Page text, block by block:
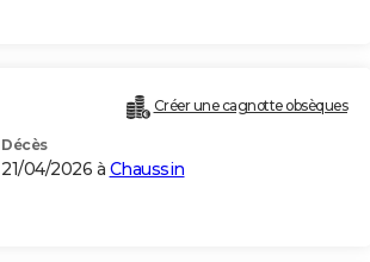
Créer une cagnotte obsèques
Décès
21/04/2026 à Chaussin